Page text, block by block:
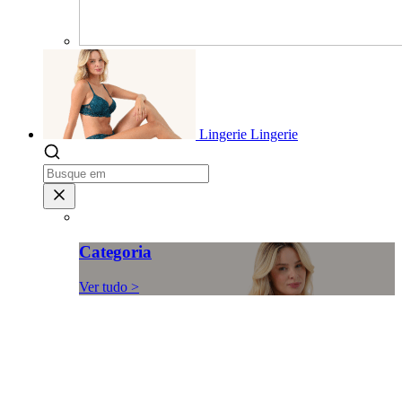
Lingerie Lingerie
Categoria
Ver tudo >